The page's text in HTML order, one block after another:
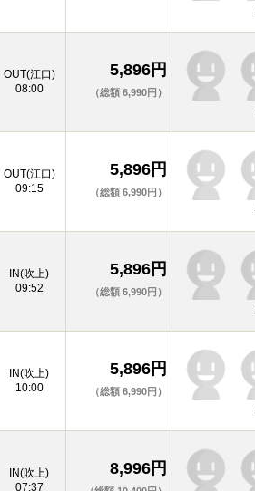
OUT(江口)
08:00
5,896円
（総額 6,990円）
OUT(江口)
09:15
5,896円
（総額 6,990円）
IN(吹上)
09:52
5,896円
（総額 6,990円）
IN(吹上)
10:00
5,896円
（総額 6,990円）
IN(吹上)
07:37
8,996円